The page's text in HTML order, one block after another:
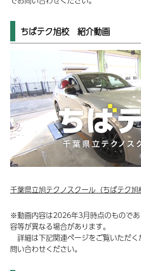
ちばテク旭校 紹介動画
千葉県立旭テクノスクール（ちばテク
※動画内容は2026年3月時点のもので
容等が異なる場合があります。
詳細は下記関連ページをご覧いただ
問い合わせください。